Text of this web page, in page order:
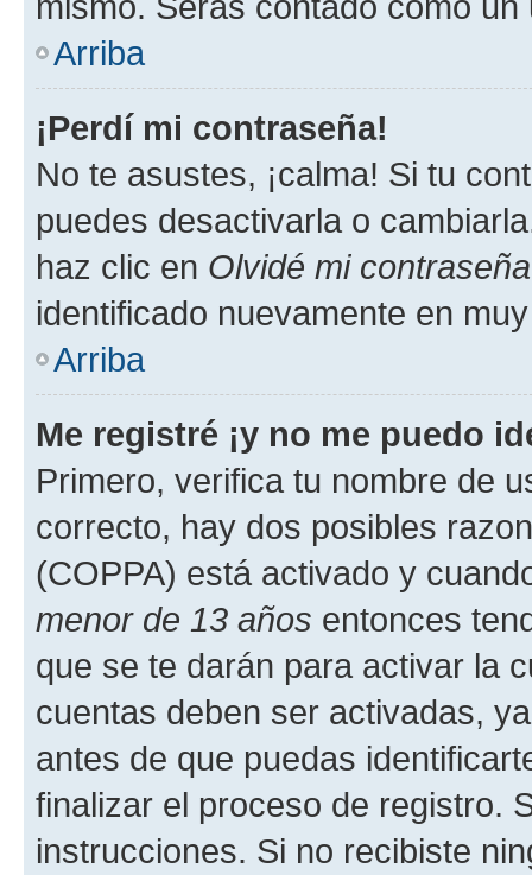
Arriba
¡Perdí mi contraseña!
No te asustes, ¡calma! Si tu
puedes desactivarla o
haz clic en Olvidé mi contraseña
identificado nuevamente en
Arriba
Me registré ¡y no me puedo
Primero, verifica tu nombre de
correcto, hay dos posibles
(COPPA) está activado y
menor de 13 años entonces
que se te darán para activar la
cuentas deben ser activadas,
antes de que puedas
finalizar el proceso de registro.
instrucciones. Si no recibiste